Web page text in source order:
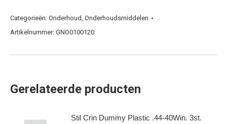
Categorieën: Onderhoud, Onderhoudsmiddelen
Artikelnummer: GNO0100120
Gerelateerde producten
Stil Crin Dummy Plastic .44-40Win. 3st.